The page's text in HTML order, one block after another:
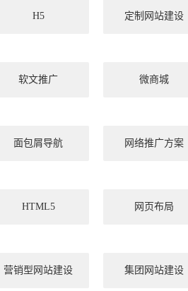
H5 定制网站建设
软文推广 微商城
面包屑导航 网络推广方案
HTML5 网页布局
营销型网站建设 集团网站建设